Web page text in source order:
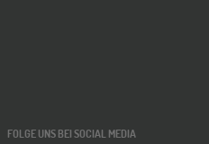
FOLGE UNS BEI SOCIAL MEDIA